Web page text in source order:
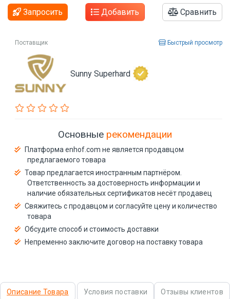
Запросить Добавить Сравнить
Поставщик Быстрый просмотр
Sunny Superhard
Основные рекомендации
Платформа enhof.com не является продавцом
предлагаемого товара
Товар предлагается иностранным партнёром.
Ответственность за достоверность информации и
наличие обязательных сертификатов несёт продавец
Свяжитесь с продавцом и согласуйте цену и количество
товара
Обсудите способ и стоимость доставки
Непременно заключите договор на поставку товара
Описание Товара Условия поставки Отзывы клиентов